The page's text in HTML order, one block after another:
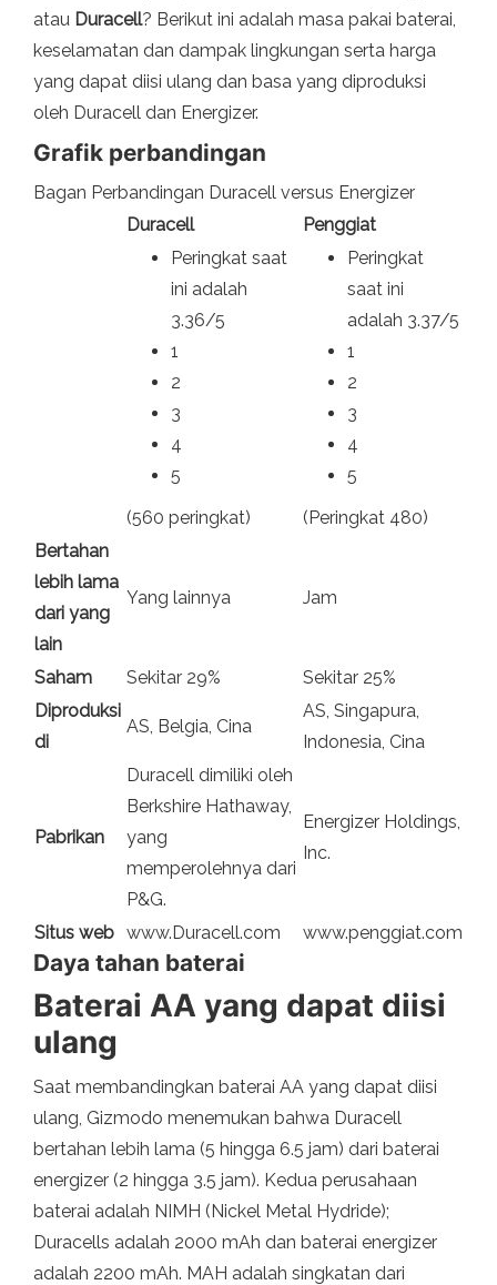
atau Duracell? Berikut ini adalah masa pakai baterai,
keselamatan dan dampak lingkungan serta harga
yang dapat diisi ulang dan basa yang diproduksi
oleh Duracell dan Energizer.
Grafik perbandingan
Bagan Perbandingan Duracell versus Energizer
Duracell
Penggiat
Peringkat saat
ini adalah
3.36/5
1
2
3
4
5
(560 peringkat)
Peringkat
saat ini
adalah 3.37/5
1
2
3
4
5
(Peringkat 480)
Bertahan
lebih lama
dari yang
lain
Yang lainnya Jam
Saham Sekitar 29%
Sekitar 25%
Diproduksi
di
AS, Belgia, Cina
AS, Singapura,
Indonesia, Cina
Pabrikan
Duracell dimiliki oleh
Berkshire Hathaway,
yang
memperolehnya dari
P&G.
Energizer Holdings,
Inc.
Situs web www.Duracell.com www.penggiat.com
Daya tahan baterai
Baterai AA yang dapat diisi
ulang
Saat membandingkan baterai AA yang dapat diisi
ulang, Gizmodo menemukan bahwa Duracell
bertahan lebih lama (5 hingga 6.5 jam) dari baterai
energizer (2 hingga 3.5 jam). Kedua perusahaan
baterai adalah NIMH (Nickel Metal Hydride);
Duracells adalah 2000 mAh dan baterai energizer
adalah 2200 mAh. MAH adalah singkatan dari